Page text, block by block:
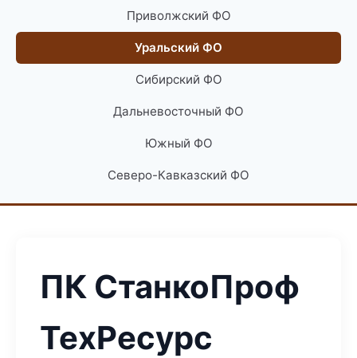
Приволжский ФО
Уральский ФО
Сибирский ФО
Дальневосточный ФО
Южный ФО
Северо-Кавказский ФО
ПК СтанкоПроф
ТехРесурс